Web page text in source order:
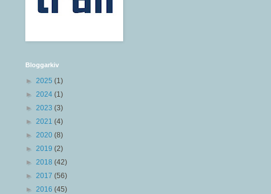
Bloggarkiv
► 2025 (1)
► 2024 (1)
► 2023 (3)
► 2021 (4)
► 2020 (8)
► 2019 (2)
► 2018 (42)
► 2017 (56)
► 2016 (45)